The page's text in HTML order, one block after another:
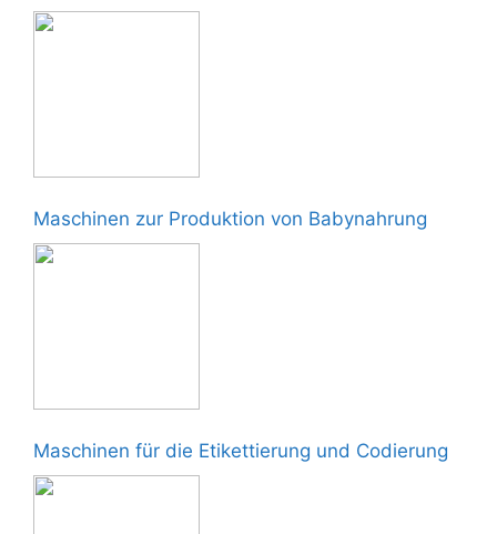
Maschinen zur Produktion von Babynahrung
Maschinen für die Etikettierung und Codierung